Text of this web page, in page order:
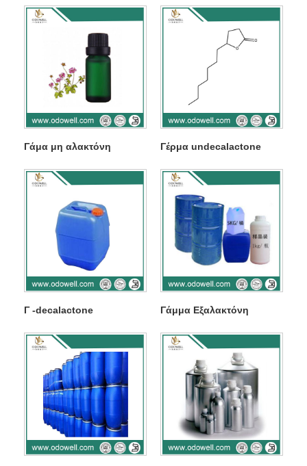
Γάμα μη αλακτόνη Γέρμα undecalactone
Γ -decalactone Γάμμα Εξαλακτόνη